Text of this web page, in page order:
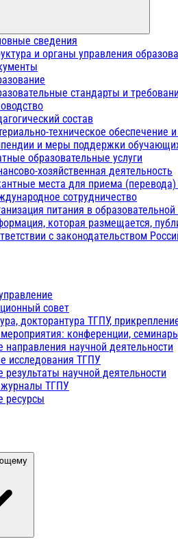
сведения
и органы управления
стандарты и
состав
техническое обеспечение
и меры поддержки
образовательные услуги
хозяйственная деятельность
места для приема
сотрудничество
питания в образовательной
которая размещается,
с законодательством
совет
докторантура ТГПУ,
конференции,
направления научной деятельности
исследования ТГПУ
результаты научной деятельности
ТГПУ
ресурсы